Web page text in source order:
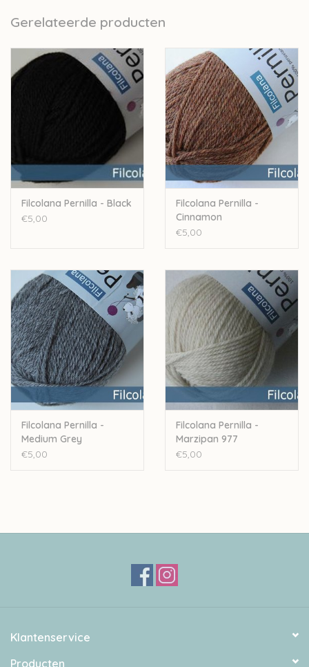
Sport weight
Stekenverhouding: 22-24st per 10cm
Handwas
Let op: de kleur op beeld kan afwijken van de werkelijke kleur.
Gerelateerde producten
Filcolana Pernilla - Black
€5,00
Filcolana Pernilla -
Cinnamon
€5,00
Filcolana Pernilla -
Medium Grey
€5,00
Filcolana Pernilla -
Marzipan 977
€5,00
Klantenservice
Producten